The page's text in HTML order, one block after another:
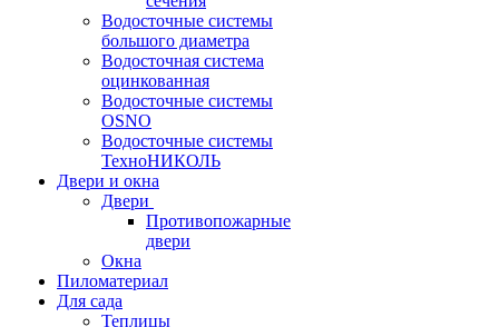
Водосточные системы
большого диаметра
Водосточная система
оцинкованная
Водосточные системы
OSNO
Водосточные системы
ТехноНИКОЛЬ
Двери и окна
Двери
Противопожарные
двери
Окна
Пиломатериал
Для сада
Теплицы